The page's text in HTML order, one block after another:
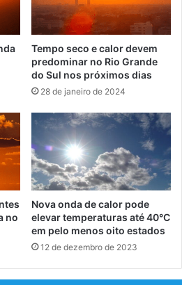
Tempo seco e calor devem
predominar no Rio Grande
do Sul nos próximos dias
28 de janeiro de 2024
no
Nova onda de calor pode
elevar temperaturas até 40°C
em pelo menos oito estados
12 de dezembro de 2023